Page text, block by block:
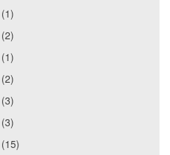
(1)
(2)
(1)
(2)
(3)
(3)
(15)